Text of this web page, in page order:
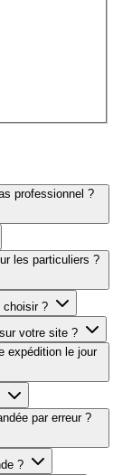
professionnel ?
les particuliers ?
choisir ?
votre site ?
expédition le jour
par erreur ?
?